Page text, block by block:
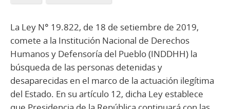
La Ley N° 19.822, de 18 de setiembre de 2019,
comete a la Institución Nacional de Derechos
Humanos y Defensoría del Pueblo (INDDHH) la
búsqueda de las personas detenidas y
desaparecidas en el marco de la actuación ilegítima
del Estado. En su artículo 12, dicha Ley establece